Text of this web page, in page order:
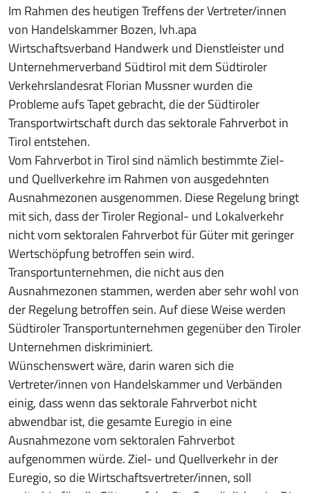
Im Rahmen des heutigen Treffens der Vertreter/innen
von Handelskammer Bozen, lvh.apa
Wirtschaftsverband Handwerk und Dienstleister und
Unternehmerverband Südtirol mit dem Südtiroler
Verkehrslandesrat Florian Mussner wurden die
Probleme aufs Tapet gebracht, die der Südtiroler
Transportwirtschaft durch das sektorale Fahrverbot in
Tirol entstehen.
Vom Fahrverbot in Tirol sind nämlich bestimmte Ziel-
und Quellverkehre im Rahmen von ausgedehnten
Ausnahmezonen ausgenommen. Diese Regelung bringt
mit sich, dass der Tiroler Regional- und Lokalverkehr
nicht vom sektoralen Fahrverbot für Güter mit geringer
Wertschöpfung betroffen sein wird.
Transportunternehmen, die nicht aus den
Ausnahmezonen stammen, werden aber sehr wohl von
der Regelung betroffen sein. Auf diese Weise werden
Südtiroler Transportunternehmen gegenüber den Tiroler
Unternehmen diskriminiert.
Wünschenswert wäre, darin waren sich die
Vertreter/innen von Handelskammer und Verbänden
einig, dass wenn das sektorale Fahrverbot nicht
abwendbar ist, die gesamte Euregio in eine
Ausnahmezone vom sektoralen Fahrverbot
aufgenommen würde. Ziel- und Quellverkehr in der
Euregio, so die Wirtschaftsvertreter/innen, soll